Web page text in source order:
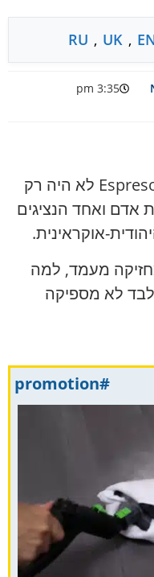
RU , UK ,
3:35 pm
הראיון של יוסיפ זיסלס עבור Espreso לא היה רק
אדם ואחד הנציגים
אוקראינית.
מעמד, למה
לא מספיקה
#promotion